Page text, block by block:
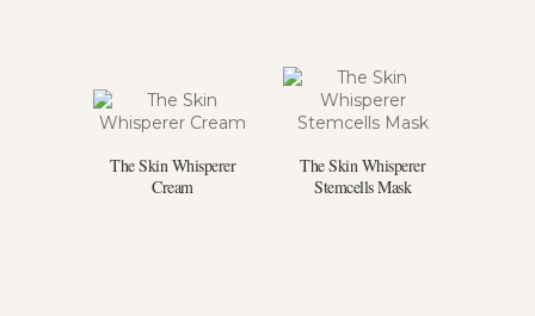
The Skin Whisperer
Cream
The Skin Whisperer
Stemcells Mask